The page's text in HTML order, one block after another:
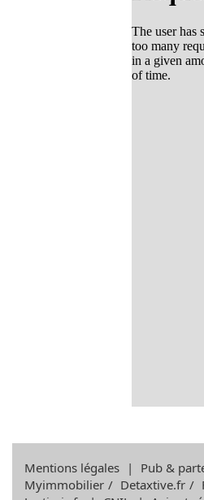
Mentions légales | Pub &
Myimmobilier / Detaxtive.fr /